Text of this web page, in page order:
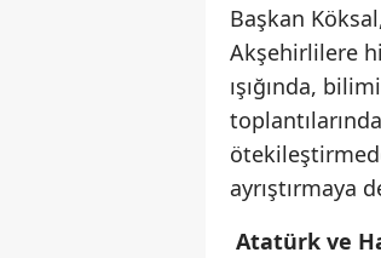
Başkan
Akşehirlilere
ışığında,
ayrıştırmaya
Atatürk ve